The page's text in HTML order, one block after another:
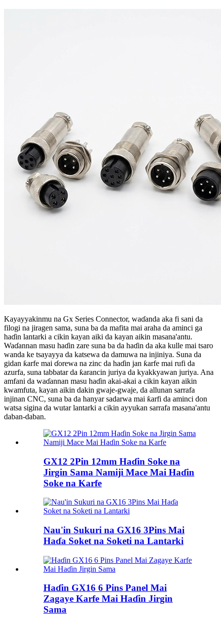
Kayayyakinmu na Gx Series Connector, waɗanda aka fi sani da
filogi na jiragen sama, suna ba da mafita mai araha da aminci ga
haɗin lantarki a cikin kayan aiki da kayan aikin masana'antu.
Waɗannan masu haɗin zare suna ba da haɗin da aka kulle mai tsaro
wanda ke tsayayya da katsewa da damuwa na injiniya. Suna da
gidan ƙarfe mai ɗorewa na zinc da haɗin jan ƙarfe mai rufi da
azurfa, suna tabbatar da ƙarancin juriya da kyakkyawan juriya. Ana
amfani da waɗannan masu haɗin akai-akai a cikin kayan aikin
kwamfuta, kayan aikin dakin gwaje-gwaje, da allunan sarrafa
injinan CNC, suna ba da hanyar sadarwa mai ƙarfi da aminci don
watsa sigina da wutar lantarki a cikin ayyukan sarrafa masana'antu
daban-daban.
GX12 2Pin 12mm Haɗin Soke na
Jirgin Sama Namiji Mace Mai Haɗin
Soke na Karfe
Nau'in Sukuri na GX16 3Pins Mai
Haɗa Soket na Soketi na Lantarki
Haɗin GX16 6 Pins Panel Mai
Zagaye Karfe Mai Haɗin Jirgin
Sama